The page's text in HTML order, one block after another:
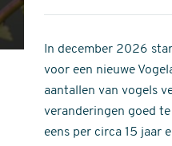
stars
of
stars
In december 2026
voor een nieuwe
aantallen van vogels
veranderingen goed
eens per circa 15 jaar